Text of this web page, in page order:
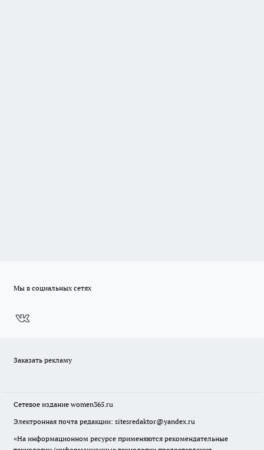
Мы в социальных сетях
Заказать рекламу
Сетевое издание women365.ru
Электронная почта редакции: sitesredaktor@yandex.ru
«На информационном ресурсе применяются рекомендательные